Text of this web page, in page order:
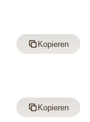
Kopieren
Kopieren